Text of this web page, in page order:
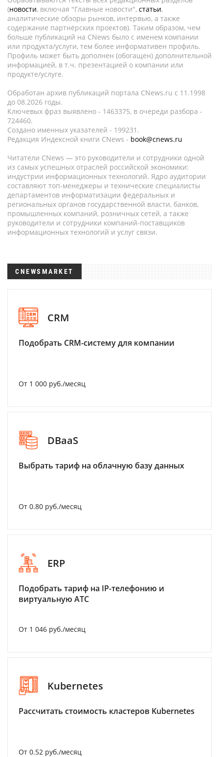
(новости, включая "Главные новости", статьи,
аналитические обзоры рынков, интервью, а также
содержание партнёрских проектов). Таким образом, чем
больше публикаций на CNews было с именем компании
или продукта/услуги, тем более информативен профиль.
Профиль может быть дополнен (обогащен) дополнительной
информацией, в т.ч. презентацией о компании или
продукте/услуге.
Обработан архив публикаций портала CNews.ru c 11.1998
до 08.2026 годы.
Ключевых фраз выявлено - 1463375, в очереди разбора -
724460.
Создано именных указателей - 199231.
Редакция Индексной книги CNews - book@cnews.ru
Читатели CNews — это руководители и сотрудники одной
из самых успешных отраслей российской экономики:
индустрии информационных технологий. Ядро аудитории
составляют топ-менеджеры и технические специалисты
департаментов информатизации федеральных и
региональных органов государственной власти, банков,
промышленных компаний, розничных сетей, а также
руководители и сотрудники компаний-поставщиков
информационных технологий и услуг связи.
CNEWSMARKET
CRM
Подобрать CRM-систему для компании
От 1 000 руб./месяц
DBaaS
Выбрать тариф на облачную базу данных
От 0.80 руб./месяц
ERP
Подобрать тариф на IP-телефонию и
виртуальную АТС
От 1 046 руб./месяц
Kubernetes
Рассчитать стоимость кластеров Kubernetes
От 0.52 руб./месяц